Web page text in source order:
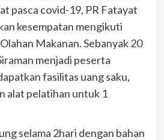
pasca covid-19, PR Fatayat
kesempatan mengikuti
Makanan. Sebanyak 20
menjadi peserta
fasilitas uang saku,
alat pelatihan untuk 1
selama 2hari dengan bahan